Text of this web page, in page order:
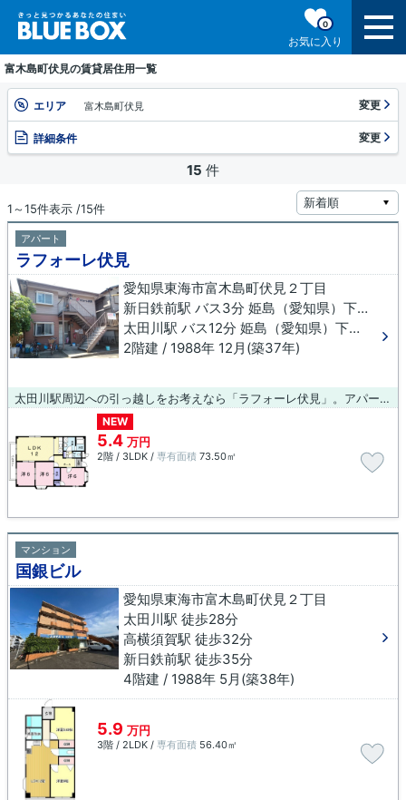
お気に入り
0
富木島町伏見の賃貸居住用一覧
エリア 富木島町伏見 変更
詳細条件 変更
15 件
1～15件表示 /15件
アパート
ラフォーレ伏見
愛知県東海市富木島町伏見２丁目
新日鉄前駅 バス3分 姫島（愛知県）下車 徒歩5分
太田川駅 バス12分 姫島（愛知県）下車 徒歩5分
2階建 / 1988年 12月(築37年)
太田川駅周辺への引っ越しをお考えなら「ラフォーレ伏見」。アパートタイプのお部屋です。引越し先のお住まいが見つからないとお悩みなら、当社のオススメする賃貸物件はいかがでしょうか？当社では、数多くの物件情報を取り扱っているので、ご希望の物件が見つかります。
NEW
5.4 万円
2階 / 3LDK / 専有面積 73.50㎡
マンション
国銀ビル
愛知県東海市富木島町伏見２丁目
太田川駅 徒歩28分
高横須賀駅 徒歩32分
新日鉄前駅 徒歩35分
4階建 / 1988年 5月(築38年)
5.9 万円
3階 / 2LDK / 専有面積 56.40㎡